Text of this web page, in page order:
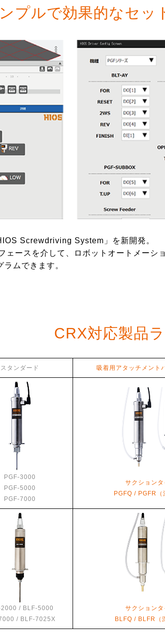
プルで効果的なセッ
Screwdriving System」を新開発。
ェースを介して、ロボットオートメーシ
ムできます。
CRX対応製品
スタンダード 吸着用アタッチメント
PGF-3000
PGF-5000
PGF-7000
サクション
PGFQ / PGFR（
2000 / BLF-5000
/ BLF-7025X
サクション
BLFQ / BLFR（